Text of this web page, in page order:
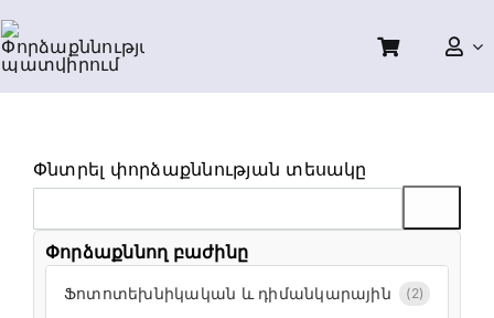
to
content
Փնտրել փորձաքննության տեսակը
Փորձաքննող բաժինը
Ֆոտոտեխնիկական և դիմանկարային (2)